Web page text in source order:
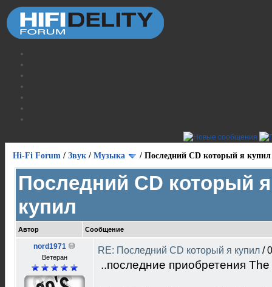
Hi-Fi Forum / Звук / Музыка / Последний CD который я купил
Последний CD который я
купил
Автор Сообщение
nord1971
Ветеран
RE: Последний CD который я купил /
..последние приобретения